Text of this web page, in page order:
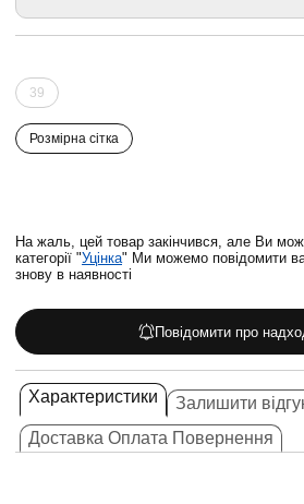
39
Розмірна сітка
На жаль, цей товар закінчився, але Ви
категорії "Уцінка" Ми можемо повідомити
знову в наявності
Повідомити про
Характеристики Залишити
Доставка Оплата Повернення